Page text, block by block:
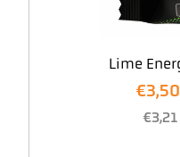
Lime
€3,50
€3,21